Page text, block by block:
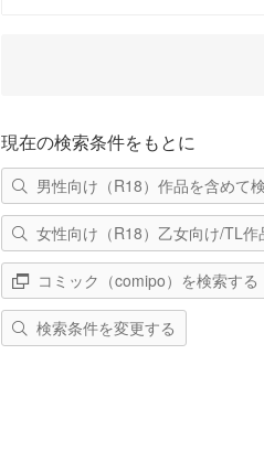
現在の検索条件をもとに
男性向け（R18）作品を含めて
女性向け（R18）乙女向け/TL作
コミック（comipo）を検索する
検索条件を変更する